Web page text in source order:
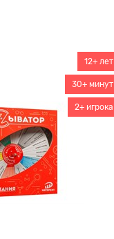
12+ лет
30+ минут
2+ игрока